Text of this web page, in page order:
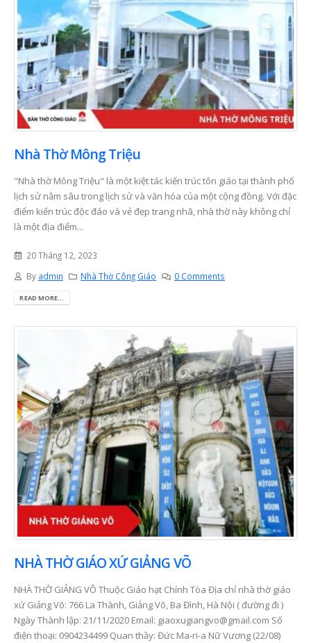
Nhà Thờ Mông Triệu
"Nhà thờ Mông Triệu" là một kiệt tác kiến trúc tôn giáo tại thành phố
lịch sử nằm sâu trong lịch sử và văn hóa của một cộng đồng. Với đặc
điểm kiến trúc độc đáo và vẻ đẹp trang nhã, nhà thờ này không chỉ
là một địa điểm...
20 Tháng 12, 2023
By admin Nhà Thờ Công Giáo 0 Comments
READ MORE...
NHÀ THỜ GIÁO XỨ GIẢNG VÕ
NHÀ THỜ GIẢNG VÕ Thuộc Giáo hạt Chính Tòa Địa chỉ nhà thờ giáo
xứ Giảng Võ: 766 La Thành, Giảng Võ, Ba Đình, Hà Nội ( đường đi )
Ngày Thành lập: 21/11/2020 Email: giaoxugiangvo@gmail.com Số
điện thoại: 0904234499 Quan thầy: Đức Ma-ri-a Nữ Vương (22/08)